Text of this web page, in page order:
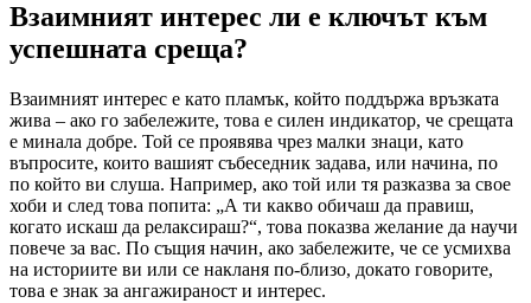
Взаимният интерес ли е ключът към
успешната среща?
Взаимният интерес е като пламък, който поддържа връзката
жива – ако го забележите, това е силен индикатор, че срещата
е минала добре. Той се проявява чрез малки знаци, като
въпросите, които вашият събеседник задава, или начина, по
по който ви слуша. Например, ако той или тя разказва за свое
хоби и след това попита: „А ти какво обичаш да правиш,
когато искаш да релаксираш?“, това показва желание да научи
повече за вас. По същия начин, ако забележите, че се усмихва
на историите ви или се накланя по-близо, докато говорите,
това е знак за ангажираност и интерес.